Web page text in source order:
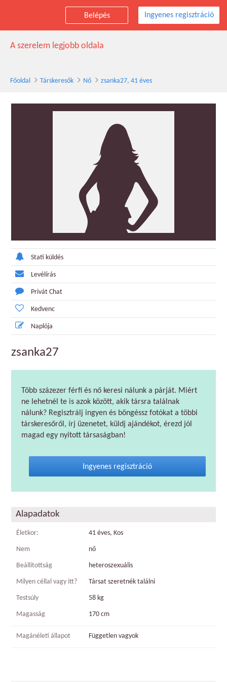
Belépés Ingyenes regisztráció
zsanka27 társkereső nő, 41 éves
A szerelem legjobb oldala
Főoldal Társkeresők Nő zsanka27, 41 éves
Stati küldés
Levélírás
Privát Chat
Kedvenc
Naplója
zsanka27
Több százezer férfi és nő keresi nálunk a párját. Miért
ne lehetnél te is azok között, akik társra találnak
nálunk? Regisztrálj ingyen és böngéssz fotókat a többi
társkeresőről, írj üzenetet, küldj ajándékot, érezd jól
magad egy nyitott társaságban!
Ingyenes regisztráció
Alapadatok
Életkor: 41 éves, Kos
Nem nő
Beállítottság heteroszexuális
Milyen céllal vagy itt? Társat szeretnék találni
Testsúly 58 kg
Magasság 170 cm
Magánéleti állapot Független vagyok